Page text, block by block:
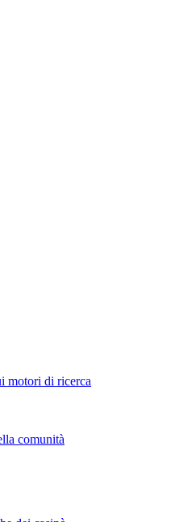
motori di ricerca
comunità